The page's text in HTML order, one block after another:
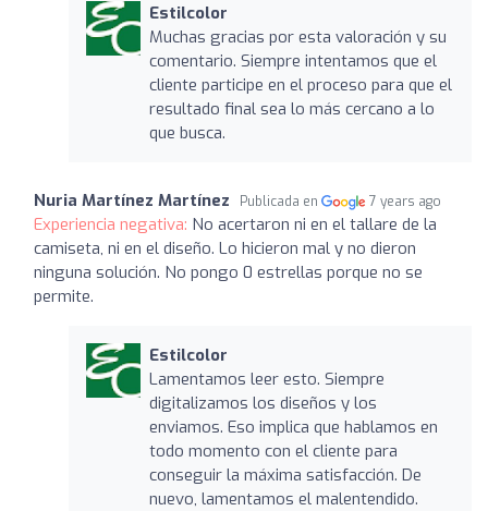
Estilcolor
Muchas gracias por esta valoración y su
comentario. Siempre intentamos que el
cliente participe en el proceso para que el
resultado final sea lo más cercano a lo
que busca.
Nuria Martínez Martínez Publicada en 7 years ago
Experiencia negativa: No acertaron ni en el tallare de la
camiseta, ni en el diseño. Lo hicieron mal y no dieron
ninguna solución. No pongo 0 estrellas porque no se
permite.
Estilcolor
Lamentamos leer esto. Siempre
digitalizamos los diseños y los
enviamos. Eso implica que hablamos en
todo momento con el cliente para
conseguir la máxima satisfacción. De
nuevo, lamentamos el malentendido.